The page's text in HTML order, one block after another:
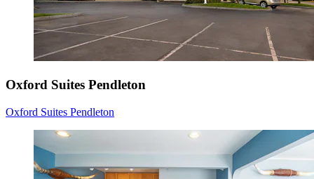
Oxford Suites Pendleton
Oxford Suites Pendleton